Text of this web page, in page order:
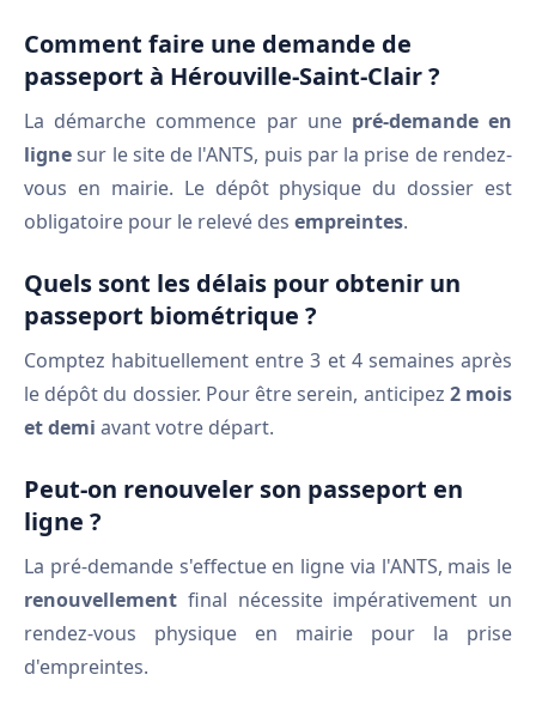
Comment faire une demande de
passeport à Hérouville-Saint-Clair ?
La démarche commence par une pré-demande en
lignesur le site de l'ANTS, puis par la prise de rendez-
vous en mairie. Le dépôt physique du dossier est
obligatoire pour le relevé des empreintes.
Quels sont les délais pour obtenir un
passeport biométrique ?
Comptez habituellement entre 3 et 4 semaines après
le dépôt du dossier. Pour être serein, anticipez 2 mois
et demi avant votre départ.
Peut-on renouveler son passeport en
ligne ?
La pré-demande s'effectue en ligne via l'ANTS, mais le
renouvellement final nécessite impérativement un
rendez-vous physique en mairie pour la prise
d'empreintes.